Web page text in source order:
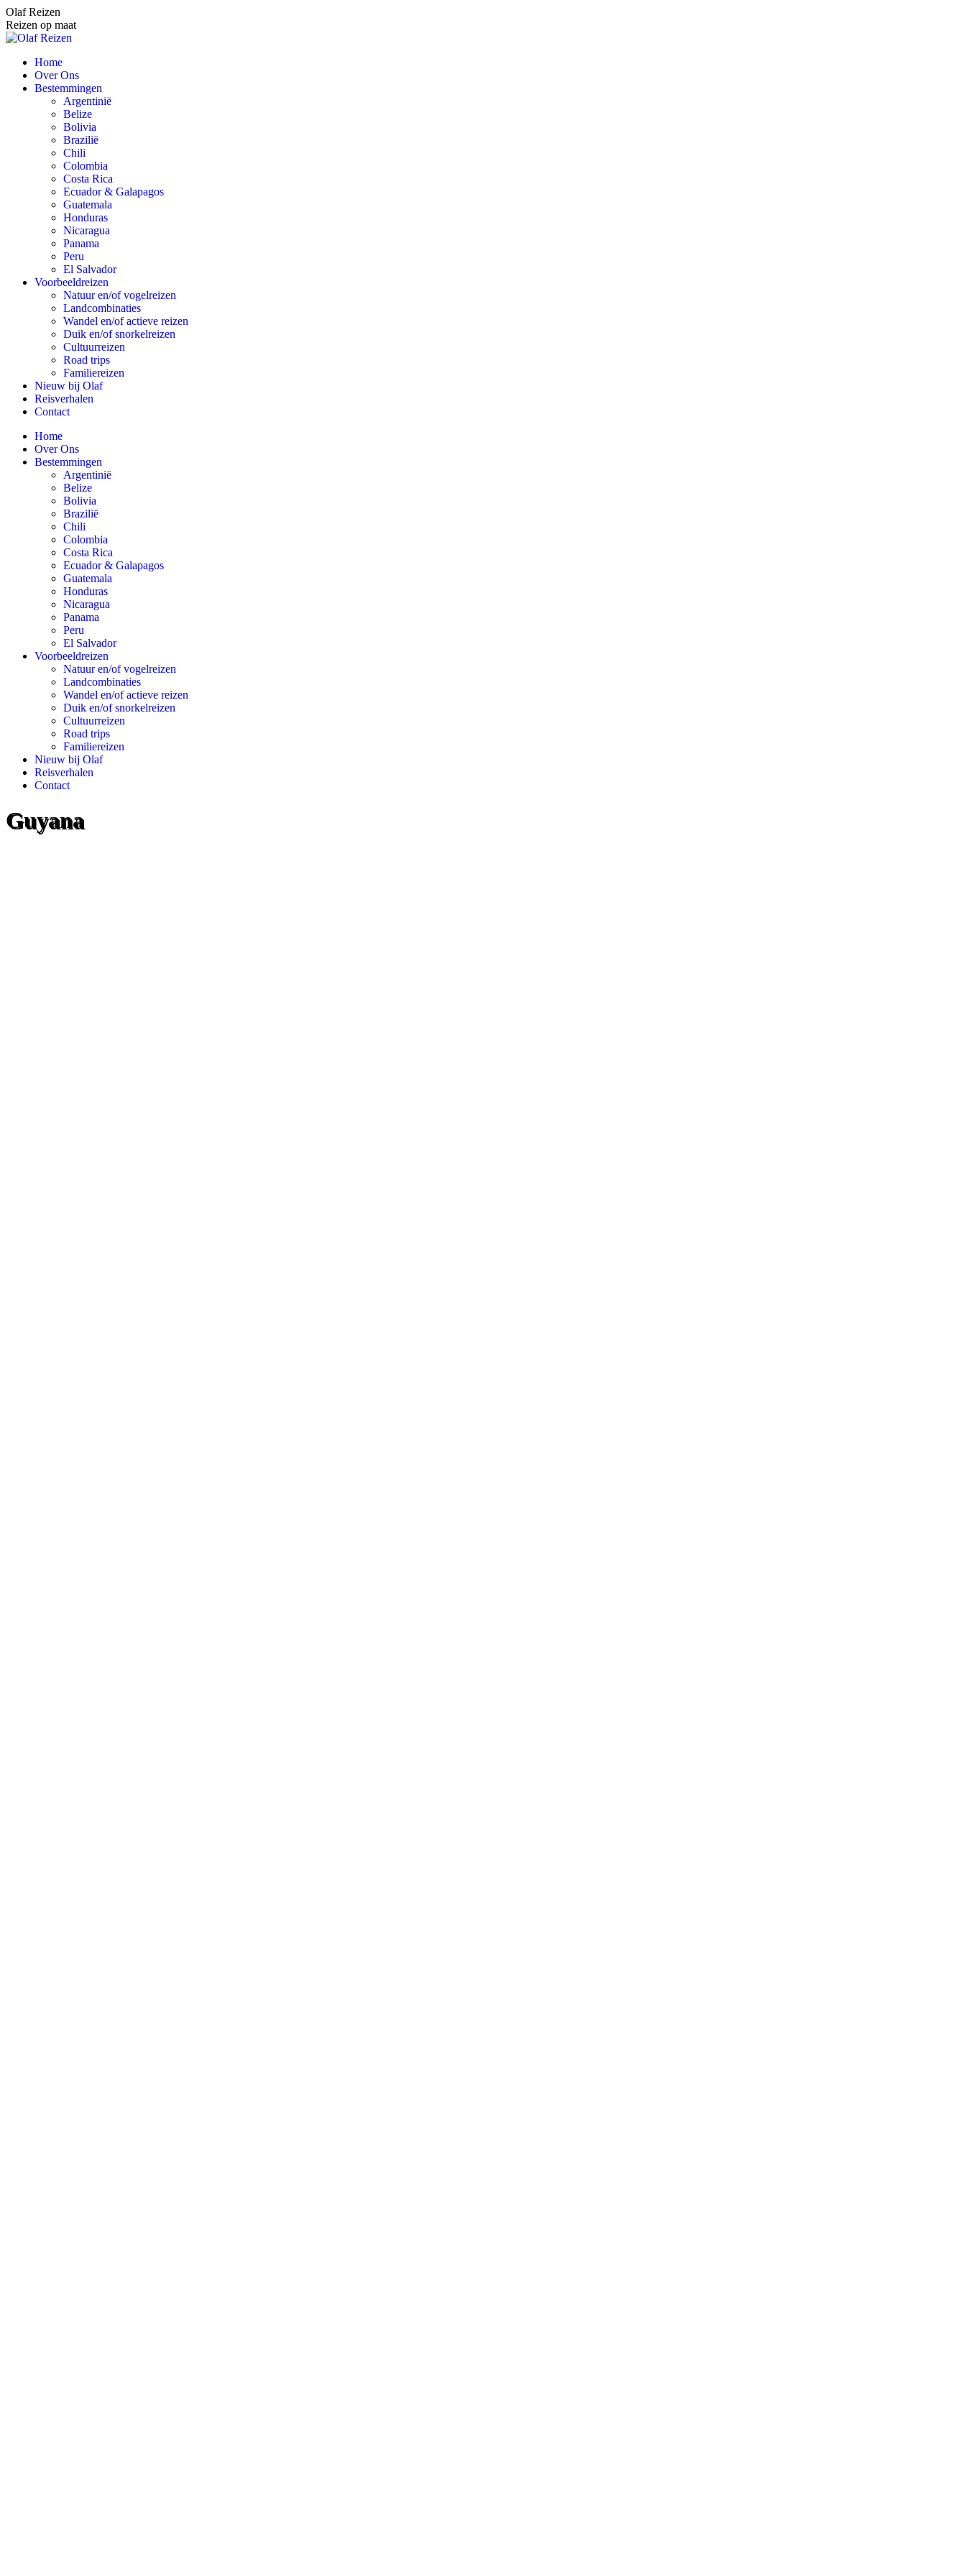
Spring
naar
content
Olaf Reizen
Reizen op maat
Home
Over Ons
Bestemmingen
Argentinië
Belize
Bolivia
Brazilië
Chili
Colombia
Costa Rica
Ecuador & Galapagos
Guatemala
Honduras
Nicaragua
Panama
Peru
El Salvador
Voorbeeldreizen
Natuur en/of vogelreizen
Landcombinaties
Wandel en/of actieve reizen
Duik en/of snorkelreizen
Cultuurreizen
Road trips
Familiereizen
Nieuw bij Olaf
Reisverhalen
Contact
Home
Over Ons
Bestemmingen
Argentinië
Belize
Bolivia
Brazilië
Chili
Colombia
Costa Rica
Ecuador & Galapagos
Guatemala
Honduras
Nicaragua
Panama
Peru
El Salvador
Voorbeeldreizen
Natuur en/of vogelreizen
Landcombinaties
Wandel en/of actieve reizen
Duik en/of snorkelreizen
Cultuurreizen
Road trips
Familiereizen
Nieuw bij Olaf
Reisverhalen
Contact
Guyana